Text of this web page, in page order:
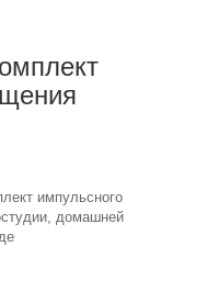
импульсного
, домашней